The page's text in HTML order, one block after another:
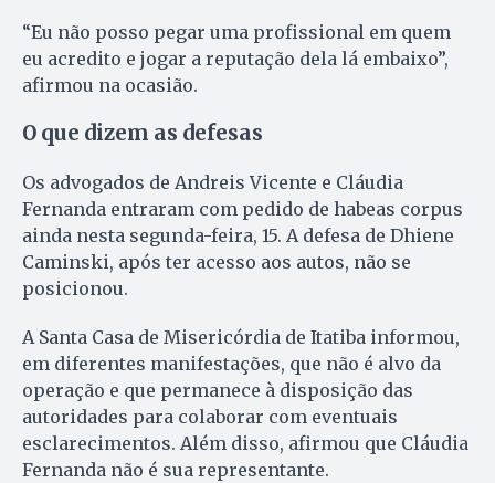
“Eu não posso pegar uma profissional em quem
eu acredito e jogar a reputação dela lá embaixo”,
afirmou na ocasião.
O que dizem as defesas
Os advogados de Andreis Vicente e Cláudia
Fernanda entraram com pedido de habeas corpus
ainda nesta segunda-feira, 15. A defesa de Dhiene
Caminski, após ter acesso aos autos, não se
posicionou.
A Santa Casa de Misericórdia de Itatiba informou,
em diferentes manifestações, que não é alvo da
operação e que permanece à disposição das
autoridades para colaborar com eventuais
esclarecimentos. Além disso, afirmou que Cláudia
Fernanda não é sua representante.